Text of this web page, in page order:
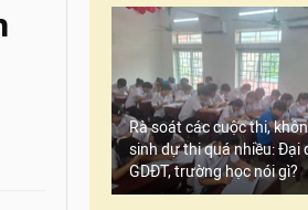
Rà soát các cuộc thi,
sinh dự thi quá nhiều: Đại
GDĐT, trường học nói gì?